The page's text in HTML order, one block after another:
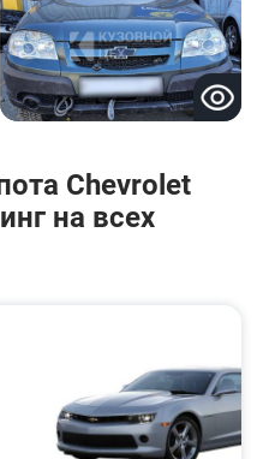
Chevrolet
на всех